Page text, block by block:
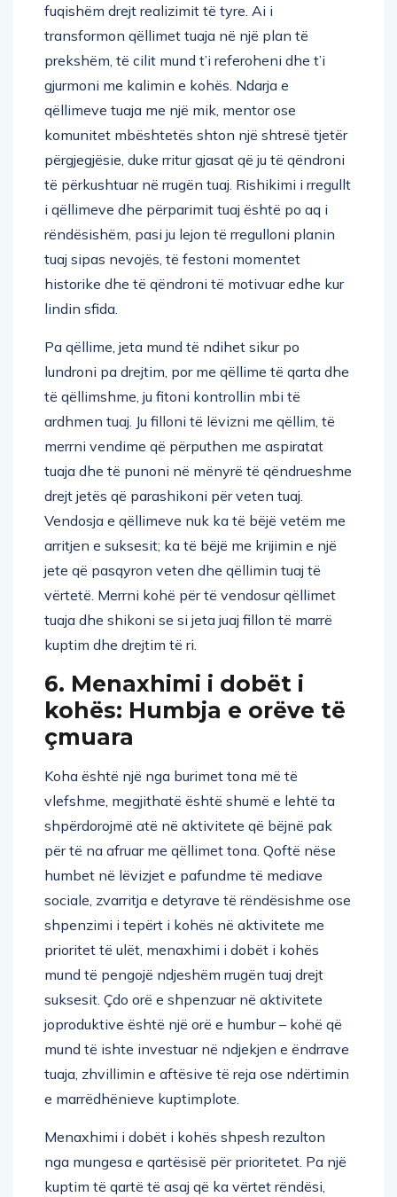
fuqishëm drejt realizimit të tyre. Ai i
transformon qëllimet tuaja në një plan të
prekshëm, të cilit mund t’i referoheni dhe t’i
gjurmoni me kalimin e kohës. Ndarja e
qëllimeve tuaja me një mik, mentor ose
komunitet mbështetës shton një shtresë tjetër
përgjegjësie, duke rritur gjasat që ju të qëndroni
të përkushtuar në rrugën tuaj. Rishikimi i rregullt
i qëllimeve dhe përparimit tuaj është po aq i
rëndësishëm, pasi ju lejon të rregulloni planin
tuaj sipas nevojës, të festoni momentet
historike dhe të qëndroni të motivuar edhe kur
lindin sfida.
Pa qëllime, jeta mund të ndihet sikur po
lundroni pa drejtim, por me qëllime të qarta dhe
të qëllimshme, ju fitoni kontrollin mbi të
ardhmen tuaj. Ju filloni të lëvizni me qëllim, të
merrni vendime që përputhen me aspiratat
tuaja dhe të punoni në mënyrë të qëndrueshme
drejt jetës që parashikoni për veten tuaj.
Vendosja e qëllimeve nuk ka të bëjë vetëm me
arritjen e suksesit; ka të bëjë me krijimin e një
jete që pasqyron veten dhe qëllimin tuaj të
vërtetë. Merrni kohë për të vendosur qëllimet
tuaja dhe shikoni se si jeta juaj fillon të marrë
kuptim dhe drejtim të ri.
6. Menaxhimi i dobët i
kohës: Humbja e orëve të
çmuara
Koha është një nga burimet tona më të
vlefshme, megjithatë është shumë e lehtë ta
shpërdorojmë atë në aktivitete që bëjnë pak
për të na afruar me qëllimet tona. Qoftë nëse
humbet në lëvizjet e pafundme të mediave
sociale, zvarritja e detyrave të rëndësishme ose
shpenzimi i tepërt i kohës në aktivitete me
prioritet të ulët, menaxhimi i dobët i kohës
mund të pengojë ndjeshëm rrugën tuaj drejt
suksesit. Çdo orë e shpenzuar në aktivitete
joproduktive është një orë e humbur – kohë që
mund të ishte investuar në ndjekjen e ëndrrave
tuaja, zhvillimin e aftësive të reja ose ndërtimin
e marrëdhënieve kuptimplote.
Menaxhimi i dobët i kohës shpesh rezulton
nga mungesa e qartësisë për prioritetet. Pa një
kuptim të qartë të asaj që ka vërtet rëndësi,